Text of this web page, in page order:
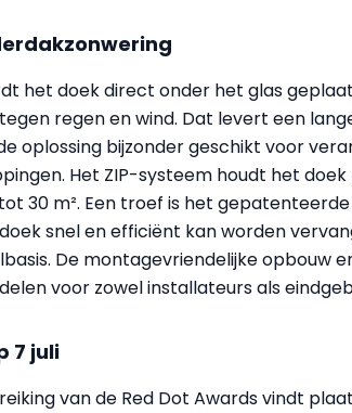
het doek direct onder het glas
regen en wind. Dat levert een
oplossing bijzonder geschikt voor
Het ZIP-systeem houdt het
30 m². Een troef is het
snel en efficiënt kan worden
De montagevriendelijke opbouw
voor zowel installateurs als
7 juli
van de Red Dot Awards vindt